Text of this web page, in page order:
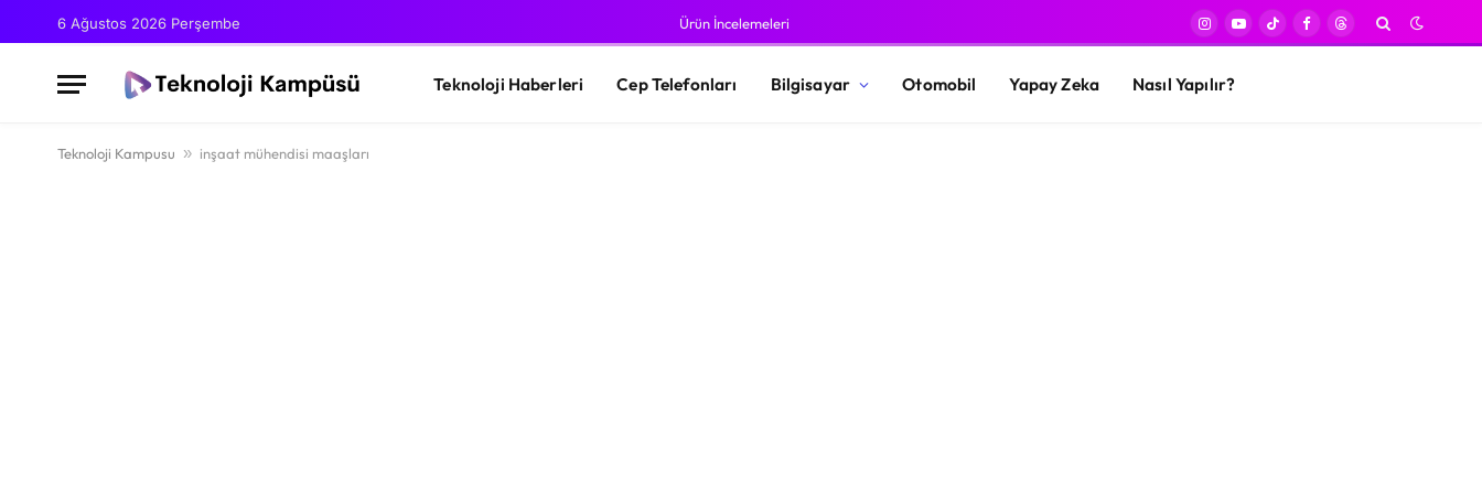
6 Ağustos 2026 Perşembe Ürün İncelemeleri
Instagram
YouTube
TikTokFacebook
Threads
Teknoloji Haberleri Cep Telefonları Bilgisayar Otomobil Yapay Zeka Nasıl Yapılır?
Teknoloji Kampusu » inşaat mühendisi maaşları